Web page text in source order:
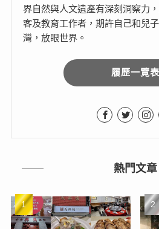
界自然與人文遺產有深刻洞察力
客及教育工作者，期許自己和兒
灣，放眼世界。
履歷一覽表
熱門文章